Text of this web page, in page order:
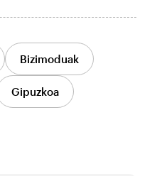
Bizimoduak
Gipuzkoa